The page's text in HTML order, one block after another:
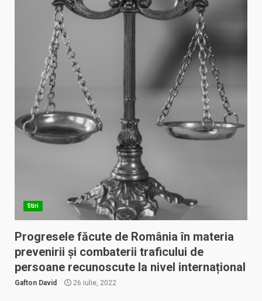
Stiri
Progresele făcute de România în materia
prevenirii și combaterii traficului de
persoane recunoscute la nivel internațional
Gafton David 26 iulie, 2022